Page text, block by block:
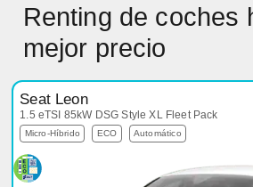
Renting de coches
mejor precio
Seat Leon
1.5 eTSI 85kW DSG Style XL Fleet Pack
Micro-Híbrido ECO Automático